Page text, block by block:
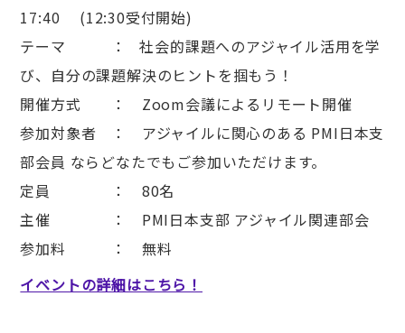
17:40 (12:30受付開始)
テーマ ： 社会的課題へのアジャイル活用を学
び、自分の課題解決のヒントを掴もう！
開催方式 ： Zoom会議によるリモート開催
参加対象者 ： アジャイルに関心のある PMI日本支
部会員 ならどなたでもご参加いただけます。
定員 ： 80名
主催 ： PMI日本支部 アジャイル関連部会
参加料 ： 無料
イベントの詳細はこちら！